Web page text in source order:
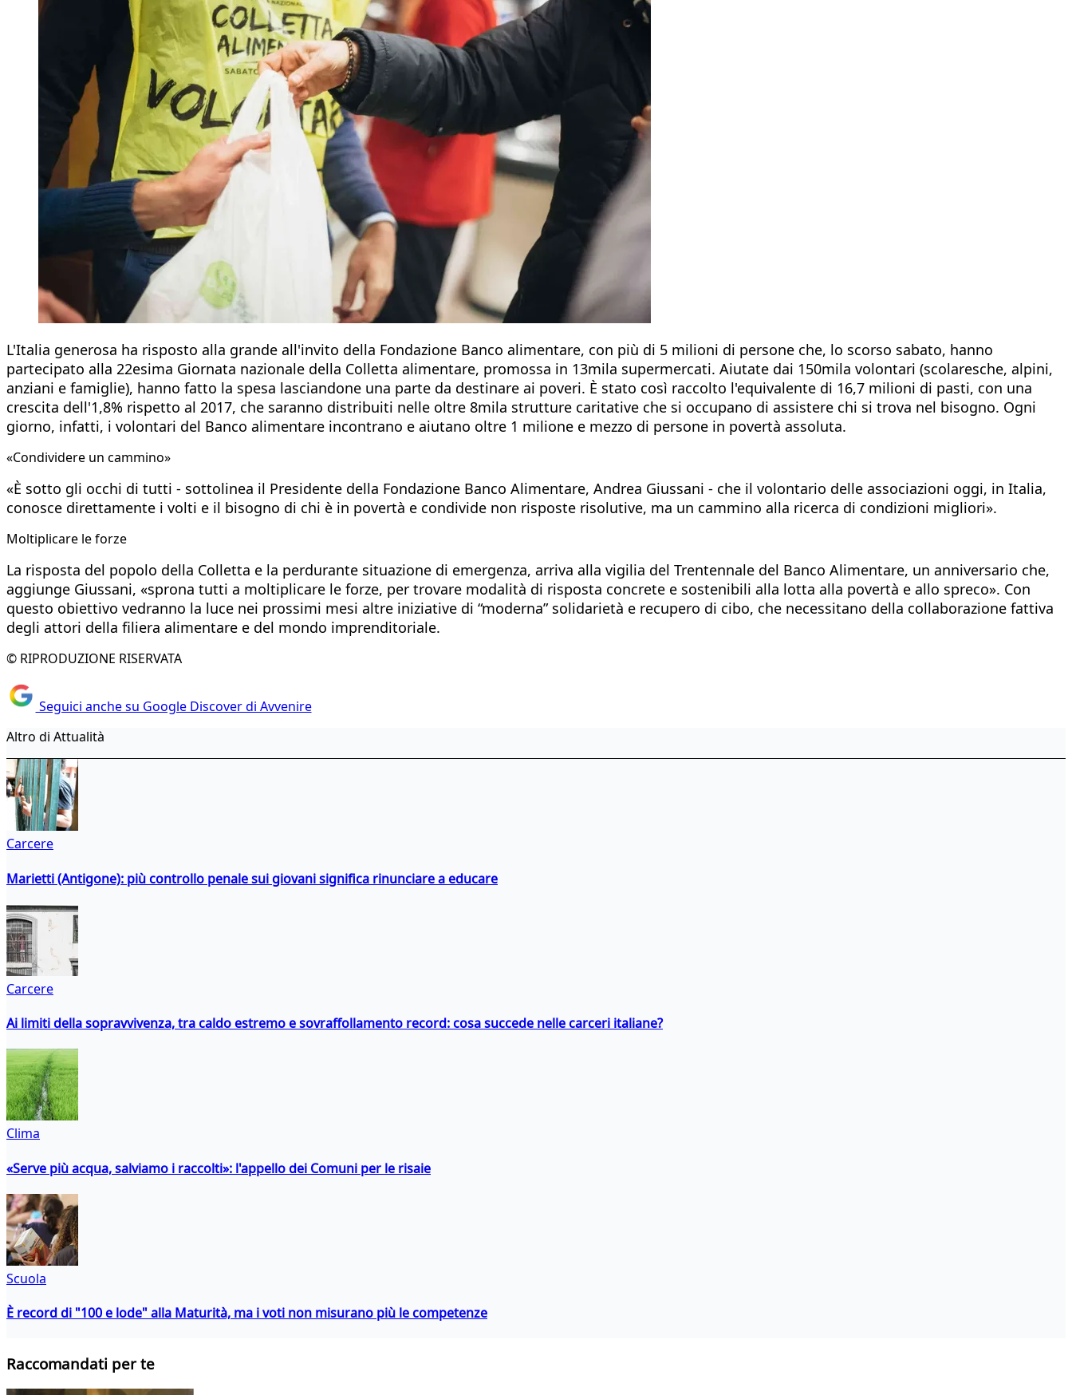
L'Italia generosa ha risposto alla grande all'invito della Fondazione Banco alimentare, con più di 5 milioni di persone che, lo scorso sabato, hanno
partecipato alla 22esima Giornata nazionale della Colletta alimentare, promossa in 13mila supermercati. Aiutate dai 150mila volontari (scolaresche, alpini,
anziani e famiglie), hanno fatto la spesa lasciandone una parte da destinare ai poveri. È stato così raccolto l'equivalente di 16,7 milioni di pasti, con una
crescita dell'1,8% rispetto al 2017, che saranno distribuiti nelle oltre 8mila strutture caritative che si occupano di assistere chi si trova nel bisogno. Ogni
giorno, infatti, i volontari del Banco alimentare incontrano e aiutano oltre 1 milione e mezzo di persone in povertà assoluta.
«Condividere un cammino»
«È sotto gli occhi di tutti - sottolinea il Presidente della Fondazione Banco Alimentare, Andrea Giussani - che il volontario delle associazioni oggi, in Italia,
conosce direttamente i volti e il bisogno di chi è in povertà e condivide non risposte risolutive, ma un cammino alla ricerca di condizioni migliori».
Moltiplicare le forze
La risposta del popolo della Colletta e la perdurante situazione di emergenza, arriva alla vigilia del Trentennale del Banco Alimentare, un anniversario che,
aggiunge Giussani, «sprona tutti a moltiplicare le forze, per trovare modalità di risposta concrete e sostenibili alla lotta alla povertà e allo spreco». Con
questo obiettivo vedranno la luce nei prossimi mesi altre iniziative di “moderna” solidarietà e recupero di cibo, che necessitano della collaborazione fattiva
degli attori della filiera alimentare e del mondo imprenditoriale.
© RIPRODUZIONE RISERVATA
Seguici anche su Google Discover di Avvenire
Altro di Attualità
Carcere
Marietti (Antigone): più controllo penale sui giovani significa rinunciare a educare
Carcere
Ai limiti della sopravvivenza, tra caldo estremo e sovraffollamento record: cosa succede nelle carceri italiane?
Clima
«Serve più acqua, salviamo i raccolti»: l'appello dei Comuni per le risaie
Scuola
È record di "100 e lode" alla Maturità, ma i voti non misurano più le competenze
Raccomandati per te